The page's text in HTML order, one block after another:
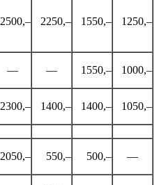
2500,– 2250,– 1550,– 1250,–
— — 1550,– 1000,–
2300,– 1400,– 1400,– 1050,–
2050,– 550,– 500,– —